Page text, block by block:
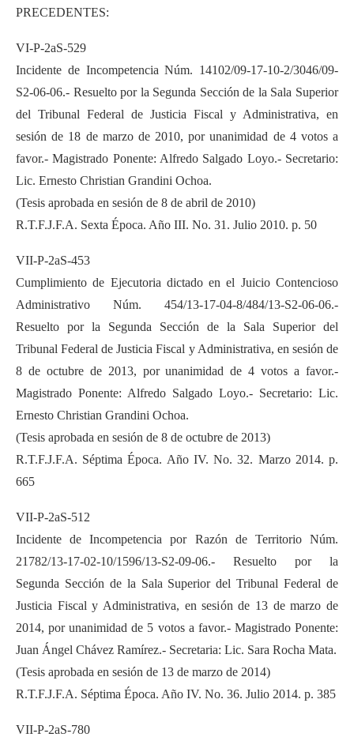
PRECEDENTES:
VI-P-2aS-529
Incidente de Incompetencia Núm. 14102/09-17-10-2/3046/09-
S2-06-06.- Resuelto por la Segunda Sección de la Sala Superior
del Tribunal Federal de Justicia Fiscal y Administrativa, en
sesión de 18 de marzo de 2010, por unanimidad de 4 votos a
favor.- Magistrado Ponente: Alfredo Salgado Loyo.- Secretario:
Lic. Ernesto Christian Grandini Ochoa.
(Tesis aprobada en sesión de 8 de abril de 2010)
R.T.F.J.F.A. Sexta Época. Año III. No. 31. Julio 2010. p. 50
VII-P-2aS-453
Cumplimiento de Ejecutoria dictado en el Juicio Contencioso
Administrativo Núm. 454/13-17-04-8/484/13-S2-06-06.-
Resuelto por la Segunda Sección de la Sala Superior del
Tribunal Federal de Justicia Fiscal y Administrativa, en sesión de
8 de octubre de 2013, por unanimidad de 4 votos a favor.-
Magistrado Ponente: Alfredo Salgado Loyo.- Secretario: Lic.
Ernesto Christian Grandini Ochoa.
(Tesis aprobada en sesión de 8 de octubre de 2013)
R.T.F.J.F.A. Séptima Época. Año IV. No. 32. Marzo 2014. p.
665
VII-P-2aS-512
Incidente de Incompetencia por Razón de Territorio Núm.
21782/13-17-02-10/1596/13-S2-09-06.- Resuelto por la
Segunda Sección de la Sala Superior del Tribunal Federal de
Justicia Fiscal y Administrativa, en sesión de 13 de marzo de
2014, por unanimidad de 5 votos a favor.- Magistrado Ponente:
Juan Ángel Chávez Ramírez.- Secretaria: Lic. Sara Rocha Mata.
(Tesis aprobada en sesión de 13 de marzo de 2014)
R.T.F.J.F.A. Séptima Época. Año IV. No. 36. Julio 2014. p. 385
VII-P-2aS-780